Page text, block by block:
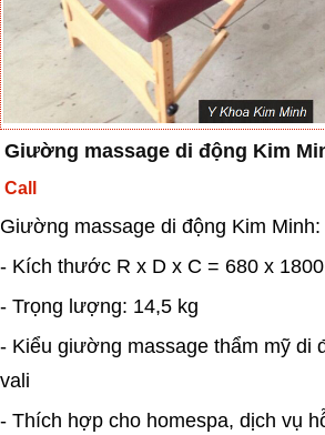
Giường massage di động Kim
Call
Giường massage di động Kim Minh:
- Kích thước R x D x C = 680 x
- Trọng lượng: 14,5 kg
- Kiểu giường massage thẩm mỹ di
vali
- Thích hợp cho homespa, dịch vụ